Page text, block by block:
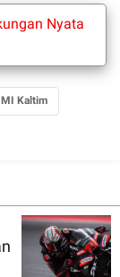
Nyata
Kaltim